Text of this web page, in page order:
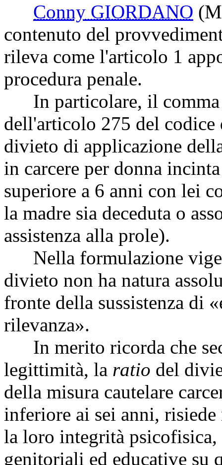
Conny GIORDANO
contenuto del
rileva come l'articolo 1
procedura penale.
In particolare, il comma
dell'articolo 275 del codice
divieto di applicazione
in carcere per donna
superiore a 6 anni con lei
la madre sia deceduta o
assistenza alla prole).
Nella formulazione
divieto non ha natura
fronte della sussistenza di
rilevanza».
In merito ricorda che
legittimità, la ratio del
della misura cautelare
inferiore ai sei anni, risiede
la loro integrità psicofisica,
genitoriali ed educative